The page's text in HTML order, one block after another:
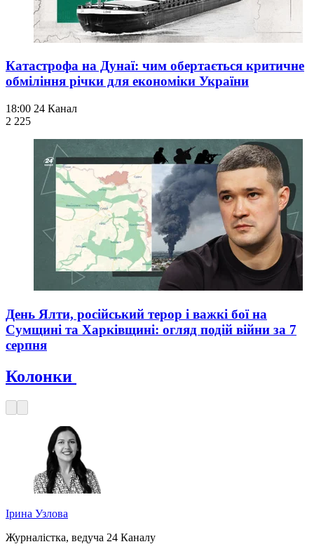
Катастрофа на Дунаї: чим обертається критичне
обміління річки для економіки України
18:00 24 Канал
2 225
День Ялти, російський терор і важкі бої на
Сумщині та Харківщині: огляд подій війни за 7
серпня
Колонки
Ірина Узлова
Журналістка, ведуча 24 Каналу